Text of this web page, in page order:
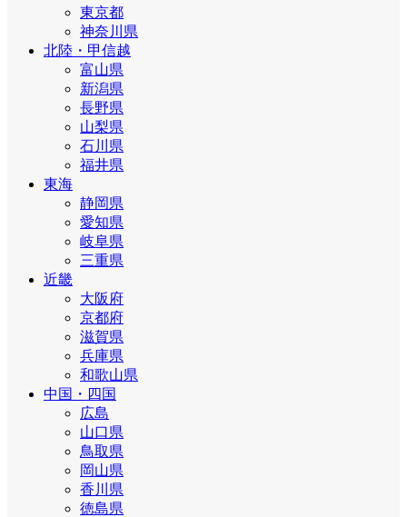
東京都
神奈川県
北陸・甲信越
富山県
新潟県
長野県
山梨県
石川県
福井県
東海
静岡県
愛知県
岐阜県
三重県
近畿
大阪府
京都府
滋賀県
兵庫県
和歌山県
中国・四国
広島
山口県
鳥取県
岡山県
香川県
徳島県